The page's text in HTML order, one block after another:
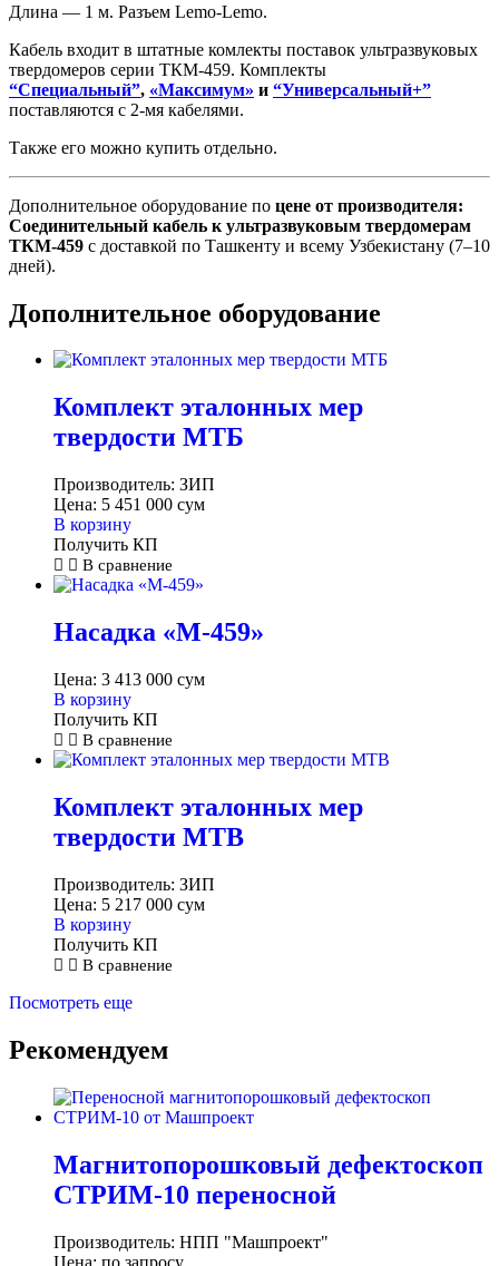
Длина — 1 м. Разъем Lemo-Lemo.
Кабель входит в штатные комлекты поставок ультразвуковых
твердомеров серии ТКМ-459. Комплекты
“Специальный”, «Максимум» и “Универсальный+”
поставляются с 2-мя кабелями.
Также его можно купить отдельно.
Дополнительное оборудование по цене от производителя:
Соединительный кабель к ультразвуковым твердомерам
ТКМ-459 с доставкой по Ташкенту и всему Узбекистану (7–10
дней).
Дополнительное оборудование
Комплект эталонных мер
твердости МТБ
Производитель: ЗИП
Цена: 5 451 000 сум
В корзину
Получить КП
В сравнение
Насадка «M-459»
Цена: 3 413 000 сум
В корзину
Получить КП
В сравнение
Комплект эталонных мер
твердости МТВ
Производитель: ЗИП
Цена: 5 217 000 сум
В корзину
Получить КП
В сравнение
Посмотреть еще
Рекомендуем
Магнитопорошковый дефектоскоп
СТРИМ-10 переносной
Производитель: НПП "Машпроект"
Цена: по запросу